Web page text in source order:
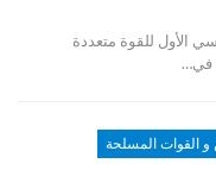
الأول للقوة متعددة
في…
و القوات المسلحة